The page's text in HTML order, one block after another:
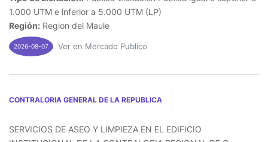
1.000 UTM e inferior a 5.000 UTM (LP)
Región: Region del Maule
2026-08-07 Ver en Mercado Publico
CONTRALORIA GENERAL DE LA REPUBLICA
SERVICIOS DE ASEO Y LIMPIEZA EN EL EDIFICIO